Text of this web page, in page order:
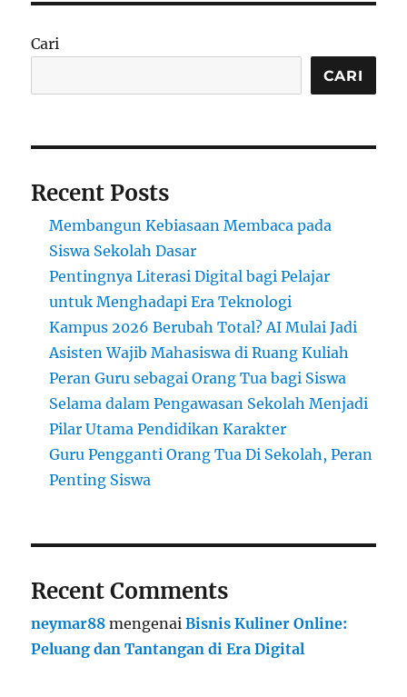
Tantangan
Era
Cari
CARI
Recent Posts
Membangun Kebiasaan Membaca pada
Siswa Sekolah Dasar
Pentingnya Literasi Digital bagi Pelajar
untuk Menghadapi Era Teknologi
Kampus 2026 Berubah Total? AI Mulai Jadi
Asisten Wajib Mahasiswa di Ruang Kuliah
Peran Guru sebagai Orang Tua bagi Siswa
Selama dalam Pengawasan Sekolah Menjadi
Pilar Utama Pendidikan Karakter
Guru Pengganti Orang Tua Di Sekolah, Peran
Penting Siswa
Recent Comments
neymar88 mengenaiBisnis Kuliner Online:
Peluang dan Tantangan di Era Digital